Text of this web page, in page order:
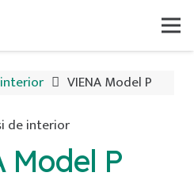
VIENA Model P
de interior
Model P